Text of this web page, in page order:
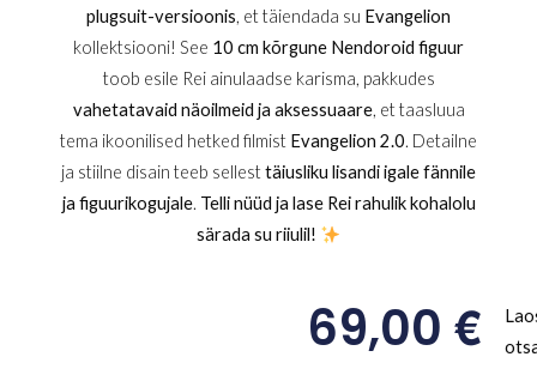
plugsuit-versioonis, et täiendada su Evangelion
kollektsiooni! See 10 cm kõrgune Nendoroid figuur
toob esile Rei ainulaadse karisma, pakkudes
vahetatavaid näoilmeid ja aksessuaare, et taasluua
tema ikoonilised hetked filmist Evangelion 2.0. Detailne
ja stiilne disain teeb sellest täiusliku lisandi igale fännile
ja figuurikogujale. Telli nüüd ja lase Rei rahulik kohalolu
särada su riiulil!
69,00€